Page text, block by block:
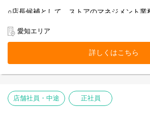
○店長候補として、ストアのマネジメント業
○採用/教育全般
○ストア業務管理
-品出し
-ディスプレイ
-在庫管理・発注・検品
愛知エリア
詳しくはこちら
店舗社員・中途 正社員